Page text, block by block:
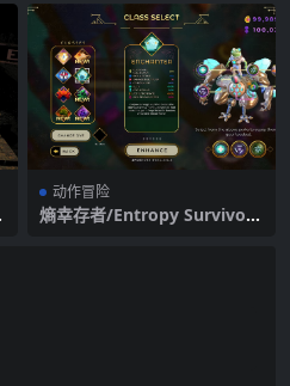
动作冒险
熵幸存者/Entropy Survivor